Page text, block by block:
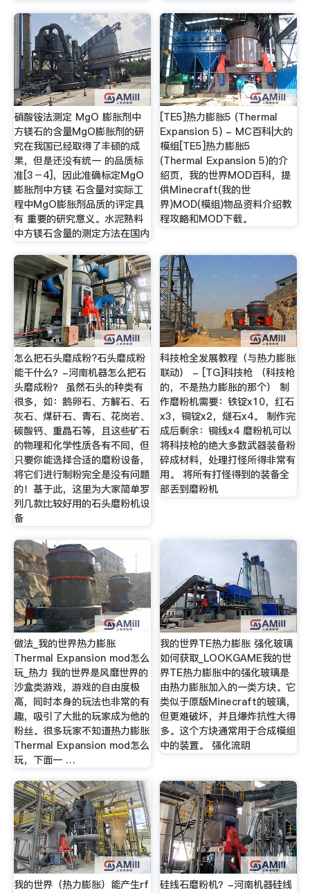
硝酸铵法测定 MgO 膨胀剂中
方镁石的含量MgO膨胀剂的研
究在我国已经取得了丰硕的成
果，但是还没有统一 的品质标
准[3－4]，因此准确标定MgO
膨胀剂中方镁 石含量对实际工
程中MgO膨胀剂品质的评定具
有 重要的研究意义。水泥熟料
中方镁石含量的测定方法在国内
[TE5]热力膨胀5 (Thermal
Expansion 5) - MC百科|大的
模组[TE5]热力膨胀5
(Thermal Expansion 5)的介
绍页，我的世界MOD百科，提
供Minecraft(我的世
界)MOD(模组)物品资料介绍教
程攻略和MOD下载。
怎么把石头磨成粉?石头磨成粉
能干什么？-河南机器怎么把石
头磨成粉？ 虽然石头的种类有
很多，如：鹅卵石、方解石、石
灰石、煤矸石、青石、花岗岩、
碳酸钙、重晶石等，且这些矿石
的物理和化学性质各有不同，但
只要你能选择合适的磨粉设备，
将它们进行制粉完全是没有问题
的！基于此，这里为大家简单罗
列几款比较好用的石头磨粉机设
备
科技枪全发展教程（与热力膨胀
联动） - [TG]科技枪 （科技枪
的，不是热力膨胀的那个） 制
作磨粉机需要：铁锭x10，红石
x3，铜锭x2，燧石x4。 制作完
成后剩余：铜线x4 磨粉机可以
将科技枪的绝大多数武器装备粉
碎成材料，处理打怪所得非常有
用。 将所有打怪得到的装备全
部丢到磨粉机
做法_我的世界热力膨胀
Thermal Expansion mod怎么
玩_热力 我的世界是风靡世界的
沙盒类游戏，游戏的自由度极
高，同时本身的玩法也非常的有
趣，吸引了大批的玩家成为他的
粉丝。很多玩家不知道热力膨胀
Thermal Expansion mod怎么
玩，下面一 …
我的世界TE热力膨胀 强化玻璃
如何获取_LOOKGAME我的世
界TE热力膨胀中的强化玻璃是
由热力膨胀加入的一类方块。它
类似于原版Minecraft的玻璃，
但更难破坏，并且爆炸抗性大得
多。这个方块通常用于合成模组
中的装置。 强化流明
我的世界（热力膨胀）能产生rf
硅线石磨粉机？-河南机器硅线